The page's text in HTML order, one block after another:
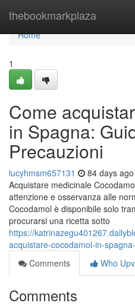
thebookmarkplaza
Home
Home
1
Come
in Spagna:
Precauzioni
lucyhmsm657131 84 days ago
Acquistare medicinale
attenzione e osservanza alle
Cocodamol è disponibile solo
procurarsi una ricetta sotto
https://
acquistare-cocodamol-in-
Comments
Who
Comments